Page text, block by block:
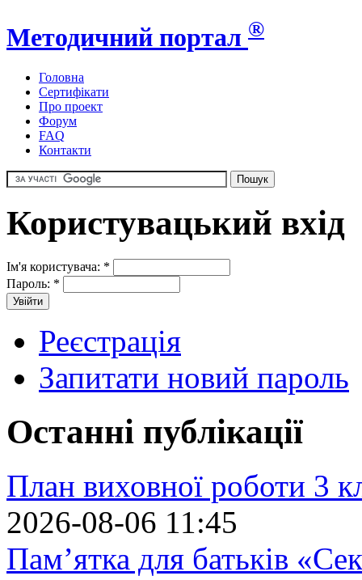
Методичний портал ®
Головна
Сертифікати
Про проект
Форум
FAQ
Контакти
Користувацький вхід
Ім'я користувача: *
Пароль: *
Реєстрація
Запитати новий пароль
Останні публікації
План виховної роботи 3
2026-08-06 11:45
Пам’ятка для батьків